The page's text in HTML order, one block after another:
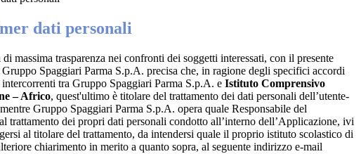
dati personali
di massima trasparenza nei confronti dei soggetti interessati, con il presente
Spaggiari Parma S.p.A. precisa che, in ragione degli specifici accordi
tra Gruppo Spaggiari Parma S.p.A. e Istituto Comprensivo
– Africo, quest'ultimo è titolare del trattamento dei dati personali dell’utente-
Gruppo Spaggiari Parma S.p.A. opera quale Responsabile del
trattamento dei propri dati personali condotto all’interno dell’Applicazione, ivi
al titolare del trattamento, da intendersi quale il proprio istituto scolastico di
chiarimento in merito a quanto sopra, al seguente indirizzo e-mail